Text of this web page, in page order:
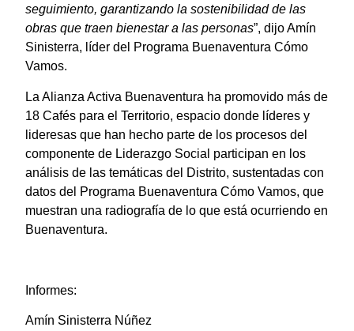
seguimiento, garantizando la sostenibilidad de las
obras que traen bienestar a las personas”, dijo Amín
Sinisterra, líder del Programa Buenaventura Cómo
Vamos.
La Alianza Activa Buenaventura ha promovido más de
18 Cafés para el Territorio, espacio donde líderes y
lideresas que han hecho parte de los procesos del
componente de Liderazgo Social participan en los
análisis de las temáticas del Distrito, sustentadas con
datos del Programa Buenaventura Cómo Vamos, que
muestran una radiografía de lo que está ocurriendo en
Buenaventura.
Informes:
Amín Sinisterra Núñez